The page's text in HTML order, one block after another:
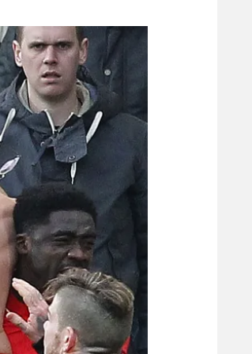
תקנון משתתפים וזוכים בפרסים
תקנון עבור פעילות אלקטרה
תקנון עבור פעילות ספורט 1 – "מרלן"
תנאי שימוש
מדיניות פרטיות
תקנון פעילות ספורט 1
רשיון להקרנה פומבית לבית עסק
הצטרפות לחבילת הערוצים
לוח דרושים – ג'ובנט